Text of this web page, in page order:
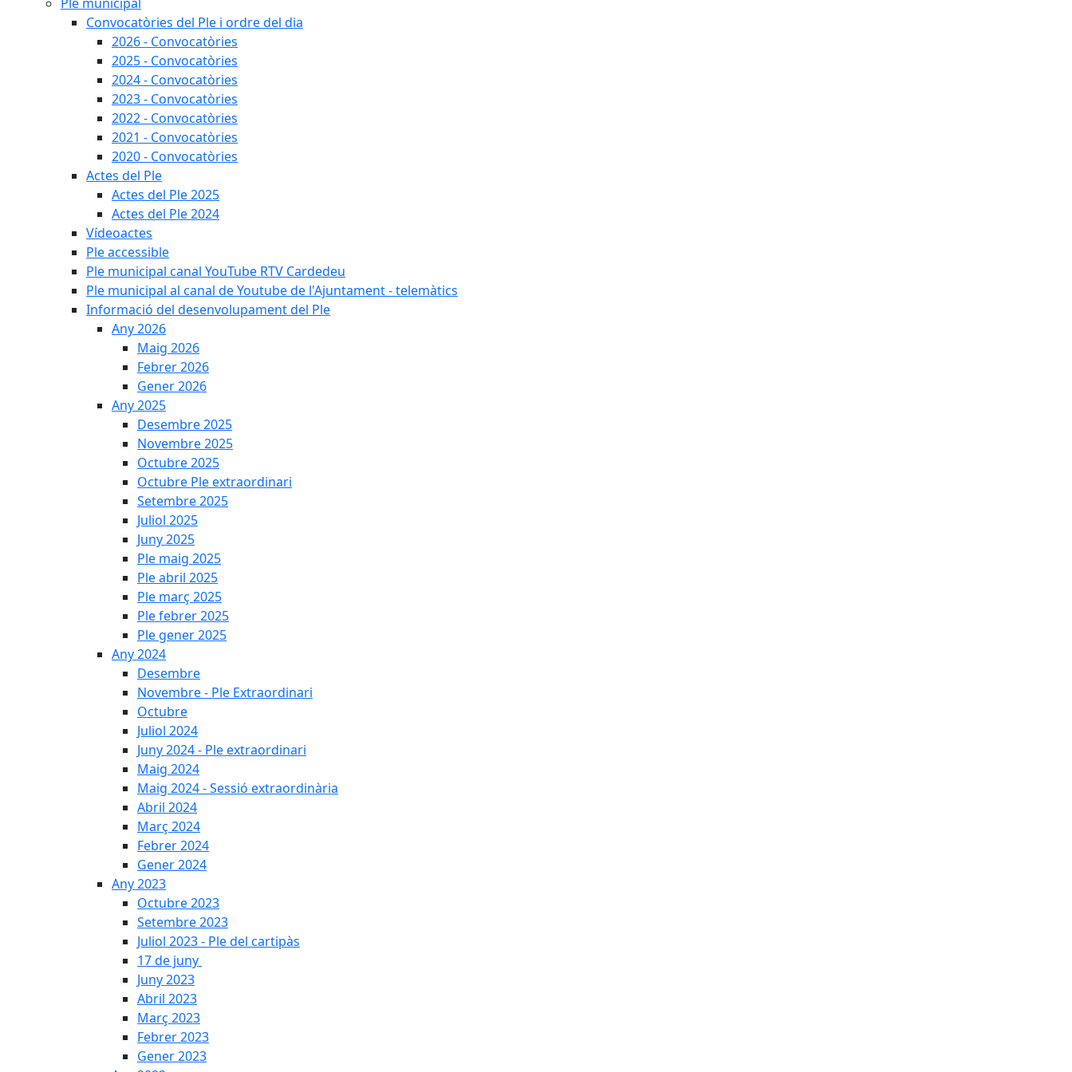
Convocatòries del Ple i ordre del dia
2026 - Convocatòries
2025 - Convocatòries
2024 - Convocatòries
2023 - Convocatòries
2022 - Convocatòries
2021 - Convocatòries
2020 - Convocatòries
Actes del Ple
Actes del Ple 2025
Actes del Ple 2024
Vídeoactes
Ple accessible
Ple municipal canal YouTube RTV Cardedeu
Ple municipal al canal de Youtube de l'Ajuntament - telemàtics
Informació del desenvolupament del Ple
Any 2026
Maig 2026
Febrer 2026
Gener 2026
Any 2025
Desembre 2025
Novembre 2025
Octubre 2025
Octubre Ple extraordinari
Setembre 2025
Juliol 2025
Juny 2025
Ple maig 2025
Ple abril 2025
Ple març 2025
Ple febrer 2025
Ple gener 2025
Any 2024
Desembre
Novembre - Ple Extraordinari
Octubre
Juliol 2024
Juny 2024 - Ple extraordinari
Maig 2024
Maig 2024 - Sessió extraordinària
Abril 2024
Març 2024
Febrer 2024
Gener 2024
Any 2023
Octubre 2023
Setembre 2023
Juliol 2023 - Ple del cartipàs
17 de juny
Juny 2023
Abril 2023
Març 2023
Febrer 2023
Gener 2023